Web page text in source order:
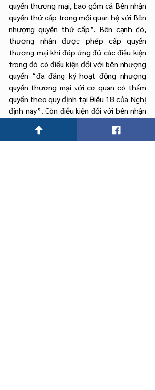
quyền thương mại, bao gồm cả Bên nhận
quyền thứ cấp trong mối quan hệ với Bên
nhượng quyền thứ cấp”. Bên cạnh đó,
thương nhân được phép cấp quyền
thương mại khi đáp ứng đủ các điều kiện
trong đó có điều kiện đối với bên nhượng
quyền “đã đăng ký hoạt động nhượng
quyền thương mại với cơ quan có thẩm
quyền theo quy định tại Điều 18 của Nghị
định này”. Còn điều kiện đối với bên nhận
quyền thương mại khi có đăng ký kinh